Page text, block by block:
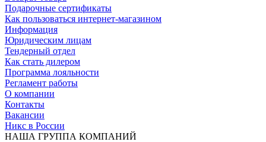
Подарочные сертификаты
Как пользоваться интернет-магазином
Информация
Юридическим лицам
Тендерный отдел
Как стать дилером
Программа лояльности
Регламент работы
О компании
Контакты
Вакансии
Никс в России
НАША ГРУППА КОМПАНИЙ